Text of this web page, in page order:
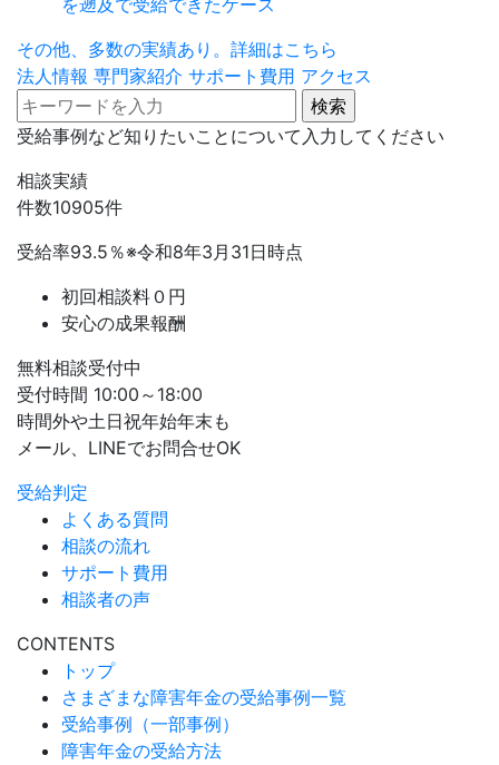
を遡及で受給できたケース
その他、多数の実績あり。詳細はこちら
法人情報 専門家紹介 サポート費用 アクセス
受給事例など知りたいことについて入力してください
相談実績
件数10905件
受給率93.5 ％※令和8年3月31日時点
初回相談料０円
安心の成果報酬
無料相談受付中
受付時間 10:00～18:00
時間外や土日祝年始年末も
メール、LINEでお問合せOK
受給判定
よくある質問
相談の流れ
サポート費用
相談者の声
CONTENTS
トップ
さまざまな障害年金の受給事例一覧
受給事例（一部事例）
障害年金の受給方法